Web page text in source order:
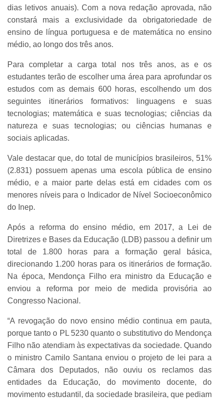
dias letivos anuais). Com a nova redação aprovada, não
constará mais a exclusividade da obrigatoriedade de
ensino de língua portuguesa e de matemática no ensino
médio, ao longo dos três anos.
Para completar a carga total nos três anos, as e os
estudantes terão de escolher uma área para aprofundar os
estudos com as demais 600 horas, escolhendo um dos
seguintes itinerários formativos: linguagens e suas
tecnologias; matemática e suas tecnologias; ciências da
natureza e suas tecnologias; ou ciências humanas e
sociais aplicadas.
Vale destacar que, do total de municípios brasileiros, 51%
(2.831) possuem apenas uma escola pública de ensino
médio, e a maior parte delas está em cidades com os
menores níveis para o Indicador de Nível Socioeconômico
do Inep.
Após a reforma do ensino médio, em 2017, a Lei de
Diretrizes e Bases da Educação (LDB) passou a definir um
total de 1.800 horas para a formação geral básica,
direcionando 1.200 horas para os itinerários de formação.
Na época, Mendonça Filho era ministro da Educação e
enviou a reforma por meio de medida provisória ao
Congresso Nacional.
“A revogação do novo ensino médio continua em pauta,
porque tanto o PL 5230 quanto o substitutivo do Mendonça
Filho não atendiam às expectativas da sociedade. Quando
o ministro Camilo Santana enviou o projeto de lei para a
Câmara dos Deputados, não ouviu os reclamos das
entidades da Educação, do movimento docente, do
movimento estudantil, da sociedade brasileira, que pediam